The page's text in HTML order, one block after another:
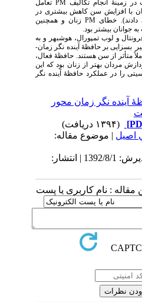
زمینۀ انجام تکالیف PMتعامل
با افزایش سن کاهش بیشتری در
خطایPMزنان و همچنین
بیشتر بود.
و لوب تمپورال، هوش­بهر و به
بر حافظۀ آینده­ نگر زمان­
متأثر از سن هستند. حافظۀ فعال،
مردان بهتر از زنان بود که این
را در عملکرد حافظۀ آینده­ نگر
آینده­ نگر زمان محور
| موضوع مقاله:
دریافت: 1392/6/1 | پذیرش: 1392/8/1 | انتشار:
: نام کاربری یا پست